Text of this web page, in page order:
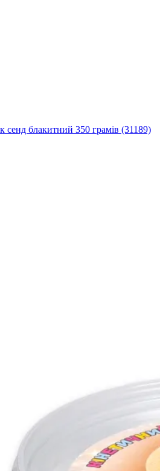
блакитний 350 грамів (31189)